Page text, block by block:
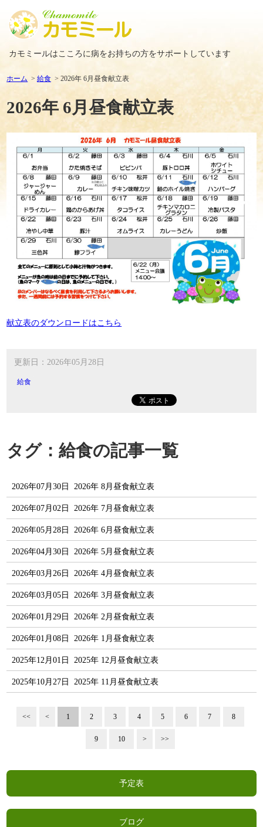
カモミールはこころに病をお持ちの方をサポートしています
ホーム 給食 2026年 6月昼食献立表
2026年 6月昼食献立表
献立表のダウンロードはこちら
更新日：2026年05月28日
給食
タグ：給食の記事一覧
2026年07月30日 2026年 8月昼食献立表
2026年07月02日 2026年 7月昼食献立表
2026年05月28日 2026年 6月昼食献立表
2026年04月30日 2026年 5月昼食献立表
2026年03月26日 2026年 4月昼食献立表
2026年03月05日 2026年 3月昼食献立表
2026年01月29日 2026年 2月昼食献立表
2026年01月08日 2026年 1月昼食献立表
2025年12月01日 2025年 12月昼食献立表
2025年10月27日 2025年 11月昼食献立表
<< < 1 2 3 4 5 6 7 8
9 10 > >>
予定表
ブログ